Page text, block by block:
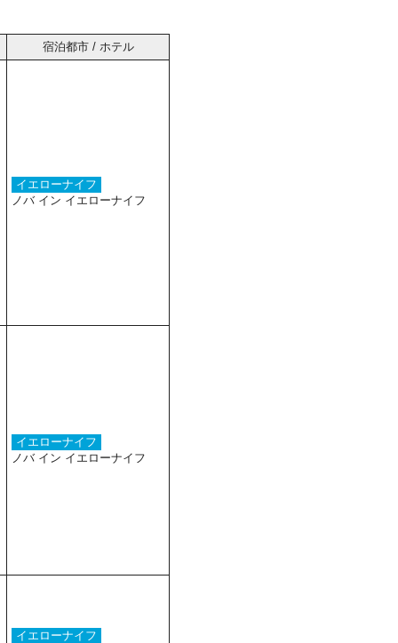
宿泊都市 / ホテル
イエローナイフ
ノバ イン イエローナイフ
イエローナイフ
ノバ イン イエローナイフ
イエローナイフ